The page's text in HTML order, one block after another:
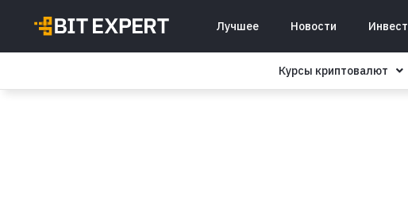
Лучшее Новости
Курсы криптовалют